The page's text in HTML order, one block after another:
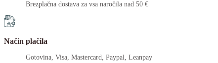
Brezplačna dostava za vsa naročila nad 50 €
Način plačila
Gotovina, Visa, Mastercard, Paypal, Leanpay